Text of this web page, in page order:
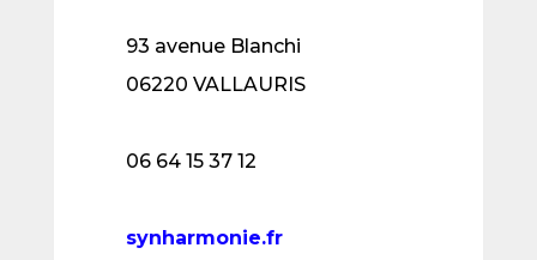
93 avenue Blanchi
06220 VALLAURIS
06 64 15 37 12
synharmonie.fr